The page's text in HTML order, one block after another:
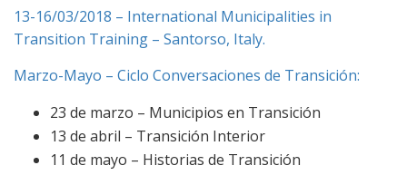
13-16/03/2018 – International Municipalities in
Transition Training – Santorso, Italy.
Marzo-Mayo – Ciclo Conversaciones de Transición:
23 de marzo – Municipios en Transición
13 de abril – Transición Interior
11 de mayo – Historias de Transición